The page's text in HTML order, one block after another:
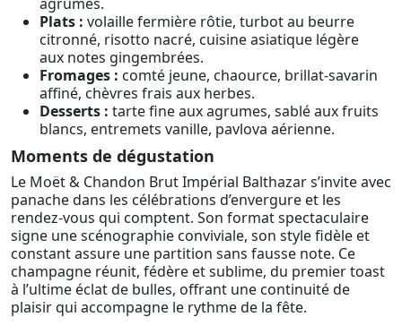
Plats : volaille fermière rôtie, turbot au beurre
citronné, risotto nacré, cuisine asiatique légère
aux notes gingembrées.
Fromages : comté jeune, chaource, brillat-savarin
affiné, chèvres frais aux herbes.
Desserts : tarte fine aux agrumes, sablé aux fruits
blancs, entremets vanille, pavlova aérienne.
Moments de dégustation
Le Moët & Chandon Brut Impérial Balthazar s’invite avec
panache dans les célébrations d’envergure et les
rendez-vous qui comptent. Son format spectaculaire
signe une scénographie conviviale, son style fidèle et
constant assure une partition sans fausse note. Ce
champagne réunit, fédère et sublime, du premier toast
à l’ultime éclat de bulles, offrant une continuité de
plaisir qui accompagne le rythme de la fête.